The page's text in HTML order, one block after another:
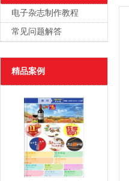
电子杂志制作教程
常见问题解答
精品案例